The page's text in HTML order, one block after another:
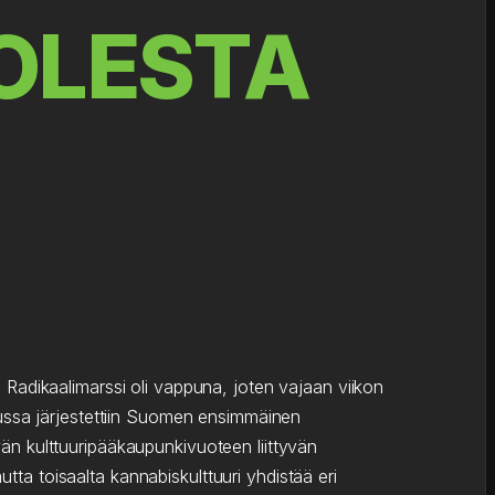
oli vappuna, joten vajaan viikon
järjestettiin Suomen ensimmäinen
kulttuuripääkaupunkivuoteen liittyvän
toisaalta kannabiskulttuuri yhdistää eri